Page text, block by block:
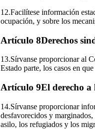
12.Facilítese información
ocupación, y sobre los
Artículo 8Derechos
13.Sírvanse proporcionar al
Estado parte, los casos en
Artículo 9El derecho a
14.Sírvanse proporcionar
desfavorecidos y
asilo, los refugiados y los